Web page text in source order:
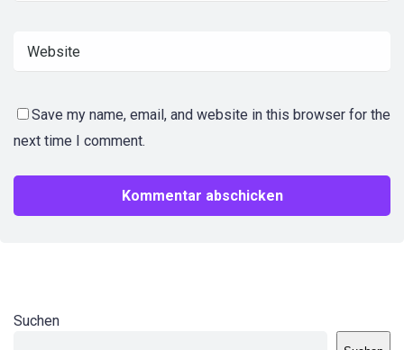
Save my name, email, and website in this browser for the
next time I comment.
Suchen